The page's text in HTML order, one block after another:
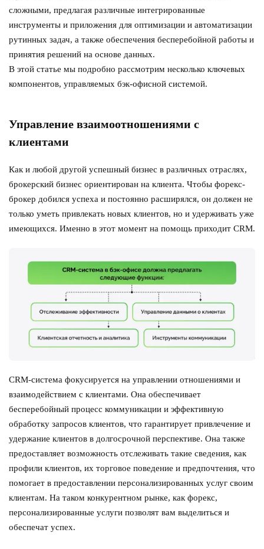
сложными, предлагая различные интегрированные
инструменты и приложения для оптимизации и автоматизации
рутинных задач, а также обеспечения бесперебойной работы и
принятия решений на основе данных.
В этой статье мы подробно рассмотрим несколько ключевых
компонентов, управляемых бэк-офисной системой.
Управление взаимоотношениями с
клиентами
Как и любой другой успешный бизнес в различных отраслях,
брокерский бизнес ориентирован на клиента. Чтобы форекс-
брокер добился успеха и постоянно расширялся, он должен не
только уметь привлекать новых клиентов, но и удерживать уже
имеющихся. Именно в этот момент на помощь приходит CRM.
CRM-система фокусируется на управлении отношениями и
взаимодействием с клиентами. Она обеспечивает
бесперебойный процесс коммуникации и эффективную
обработку запросов клиентов, что гарантирует привлечение и
удержание клиентов в долгосрочной перспективе. Она также
предоставляет возможность отслеживать такие сведения, как
профили клиентов, их торговое поведение и предпочтения, что
помогает в предоставлении персонализированных услуг своим
клиентам. На таком конкурентном рынке, как форекс,
персонализированные услуги позволят вам выделиться и
обеспечат успех.